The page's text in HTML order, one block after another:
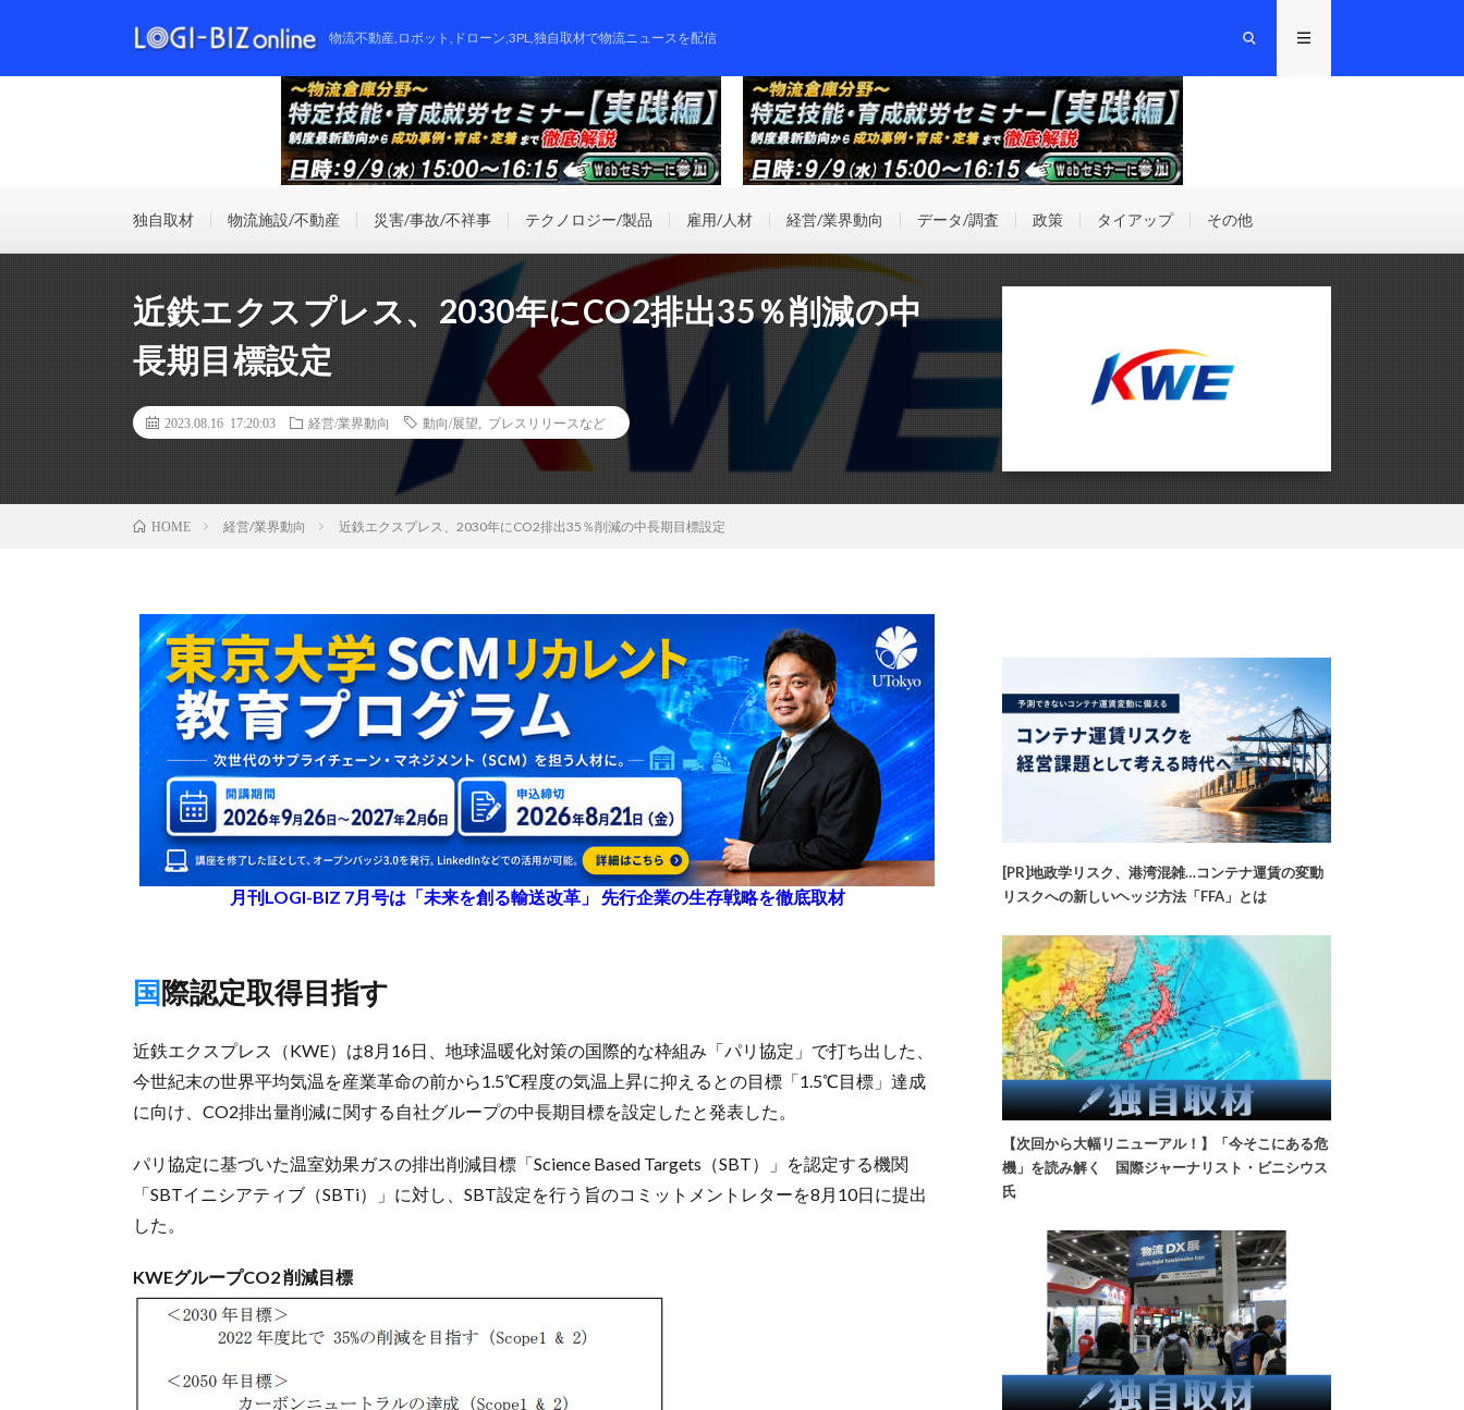
物流不動産,ロボット,ドローン,3PL,独自取材で物流ニュースを配信
独自取材 物流施設/不動産 災害/事故/不祥事 テクノロジー/製品 雇用/人材 経営/業界動向 データ/調査 政策 タイアップ その他
近鉄エクスプレス、2030年にCO2排出35％削減の中
長期目標設定
2023.08.16 17:20:03 経営/業界動向 動向/展望 プレスリリースなど
HOME 経営/業界動向 近鉄エクスプレス、2030年にCO2排出35％削減の中長期目標設定
月刊LOGI-BIZ 7月号は「未来を創る輸送改革」 先行企業の生存戦略を徹底取材
国際認定取得目指す
近鉄エクスプレス（KWE）は8月16日、地球温暖化対策の国際的な枠組み「パリ協定」で打ち出した、
今世紀末の世界平均気温を産業革命の前から1.5℃程度の気温上昇に抑えるとの目標「1.5℃目標」達成
に向け、CO2排出量削減に関する自社グループの中長期目標を設定したと発表した。
パリ協定に基づいた温室効果ガスの排出削減目標「Science Based Targets（SBT）」を認定する機関
「SBTイニシアティブ（SBTi）」に対し、SBT設定を行う旨のコミットメントレターを8⽉10⽇に提出
した。
KWEグループCO2 削減目標
[PR]地政学リスク、港湾混雑…コンテナ運賃の変動
リスクへの新しいヘッジ方法「FFA」とは
【次回から大幅リニューアル！】「今そこにある危
機」を読み解く 国際ジャーナリスト・ビニシウス
氏